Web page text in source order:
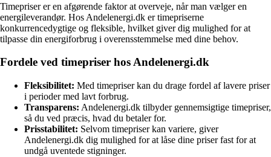
Timepriser er en afgørende faktor at overveje, når man vælger en
energileverandør. Hos Andelenergi.dk er timepriserne
konkurrencedygtige og fleksible, hvilket giver dig mulighed for at
tilpasse din energiforbrug i overensstemmelse med dine behov.
Fordele ved timepriser hos Andelenergi.dk
Fleksibilitet: Med timepriser kan du drage fordel af lavere priser
i perioder med lavt forbrug.
Transparens: Andelenergi.dk tilbyder gennemsigtige timepriser,
så du ved præcis, hvad du betaler for.
Prisstabilitet: Selvom timepriser kan variere, giver
Andelenergi.dk dig mulighed for at låse dine priser fast for at
undgå uventede stigninger.